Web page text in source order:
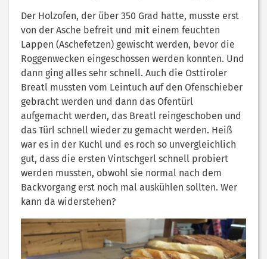
Der Holzofen, der über 350 Grad hatte, musste erst
von der Asche befreit und mit einem feuchten
Lappen (Aschefetzen) gewischt werden, bevor die
Roggenwecken eingeschossen werden konnten. Und
dann ging alles sehr schnell. Auch die Osttiroler
Breatl mussten vom Leintuch auf den Ofenschieber
gebracht werden und dann das Ofentürl
aufgemacht werden, das Breatl reingeschoben und
das Türl schnell wieder zu gemacht werden. Heiß
war es in der Kuchl und es roch so unvergleichlich
gut, dass die ersten Vintschgerl schnell probiert
werden mussten, obwohl sie normal nach dem
Backvorgang erst noch mal auskühlen sollten. Wer
kann da widerstehen?